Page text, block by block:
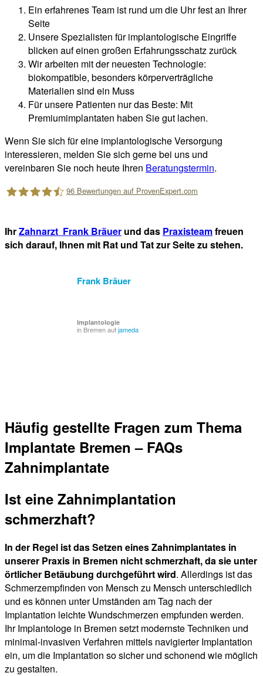
Ein erfahrenes Team ist rund um die Uhr fest an Ihrer
Seite
Unsere Spezialisten für implantologische Eingriffe
blicken auf einen großen Erfahrungsschatz zurück
Wir arbeiten mit der neuesten Technologie:
biokompatible, besonders körperverträgliche
Materialien sind ein Muss
Für unsere Patienten nur das Beste: Mit
Premiumimplantaten haben Sie gut lachen.
Wenn Sie sich für eine implantologische Versorgung
interessieren, melden Sie sich gerne bei uns und
vereinbaren Sie noch heute Ihren Beratungstermin.
Zahnarzt Bremen Nord - Zahnzentrum an der Fluke
96 Bewertungen auf ProvenExpert.com
IhrZahnarzt Frank Bräuer und das Praxisteamfreuen
sich darauf, Ihnen mit Rat und Tat zur Seite zu stehen.
Frank Bräuer
Implantologie
in Bremen aufjameda
Häufig gestellte Fragen zum Thema
Implantate Bremen – FAQs
Zahnimplantate
Ist eine Zahnimplantation
schmerzhaft?
In der Regel ist das Setzen eines Zahnimplantates in
unserer Praxis in Bremen nicht schmerzhaft, da sie unter
örtlicher Betäubung durchgeführt wird. Allerdings ist das
Schmerzempfinden von Mensch zu Mensch unterschiedlich
und es können unter Umständen am Tag nach der
Implantation leichte Wundschmerzen empfunden werden.
Ihr Implantologe in Bremen setzt modernste Techniken und
minimal-invasiven Verfahren mittels navigierter Implantation
ein, um die Implantation so sicher und schonend wie möglich
zu gestalten.